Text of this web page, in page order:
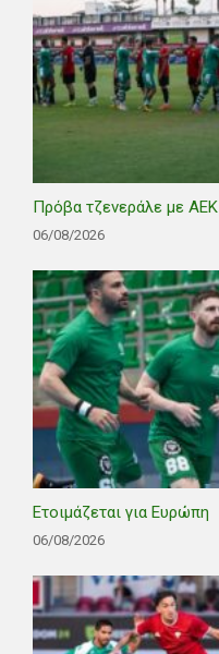
Πρόβα τζενεράλε με ΑΕΚ
06/08/2026
Ετοιμάζεται για Ευρώπη
06/08/2026